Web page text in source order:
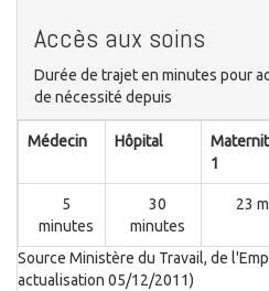
Accès aux soins
Durée de trajet en minutes pour
de nécessité depuis
Médecin Hôpital
1
5
minutes
30
minutes
23
Source Ministère du Travail, de
actualisation 05/12/2011)